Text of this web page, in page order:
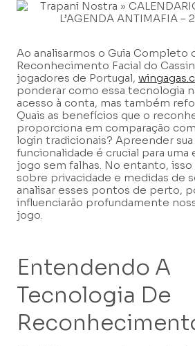
Ao analisarmos o Guia Completo
Reconhecimento Facial do
jogadores de Portugal,
ponderar como essa tecnologia
acesso à conta, mas também
Quais as benefícios que o
proporciona em comparação
login tradicionais? Apreender
funcionalidade é crucial para uma
jogo sem falhas. No entanto, isso
sobre privacidade e medidas de
analisar esses pontos de perto,
influenciarão profundamente
jogo.
Entendendo A
Tecnologia De